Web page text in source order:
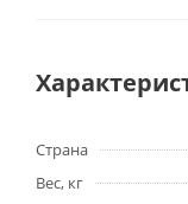
Страна
Вес, кг